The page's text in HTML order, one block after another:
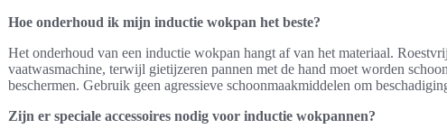
Hoe onderhoud ik mijn inductie wokpan het beste?
Het onderhoud van een inductie wokpan hangt af van het materiaal.
vaatwasmachine, terwijl gietijzeren pannen met de hand moet worden
beschermen. Gebruik geen agressieve schoonmaakmiddelen om
Zijn er speciale accessoires nodig voor inductie wokpannen?